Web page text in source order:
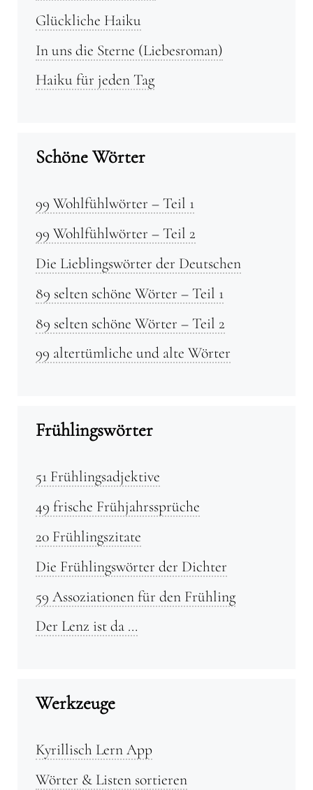
Glückliche Haiku
In uns die Sterne (Liebesroman)
Haiku für jeden Tag
Schöne Wörter
99 Wohlfühlwörter – Teil 1
99 Wohlfühlwörter – Teil 2
Die Lieblingswörter der Deutschen
89 selten schöne Wörter – Teil 1
89 selten schöne Wörter – Teil 2
99 altertümliche und alte Wörter
Frühlingswörter
51 Frühlingsadjektive
49 frische Frühjahrssprüche
20 Frühlingszitate
Die Frühlingswörter der Dichter
59 Assoziationen für den Frühling
Der Lenz ist da …
Werkzeuge
Kyrillisch Lern App
Wörter & Listen sortieren